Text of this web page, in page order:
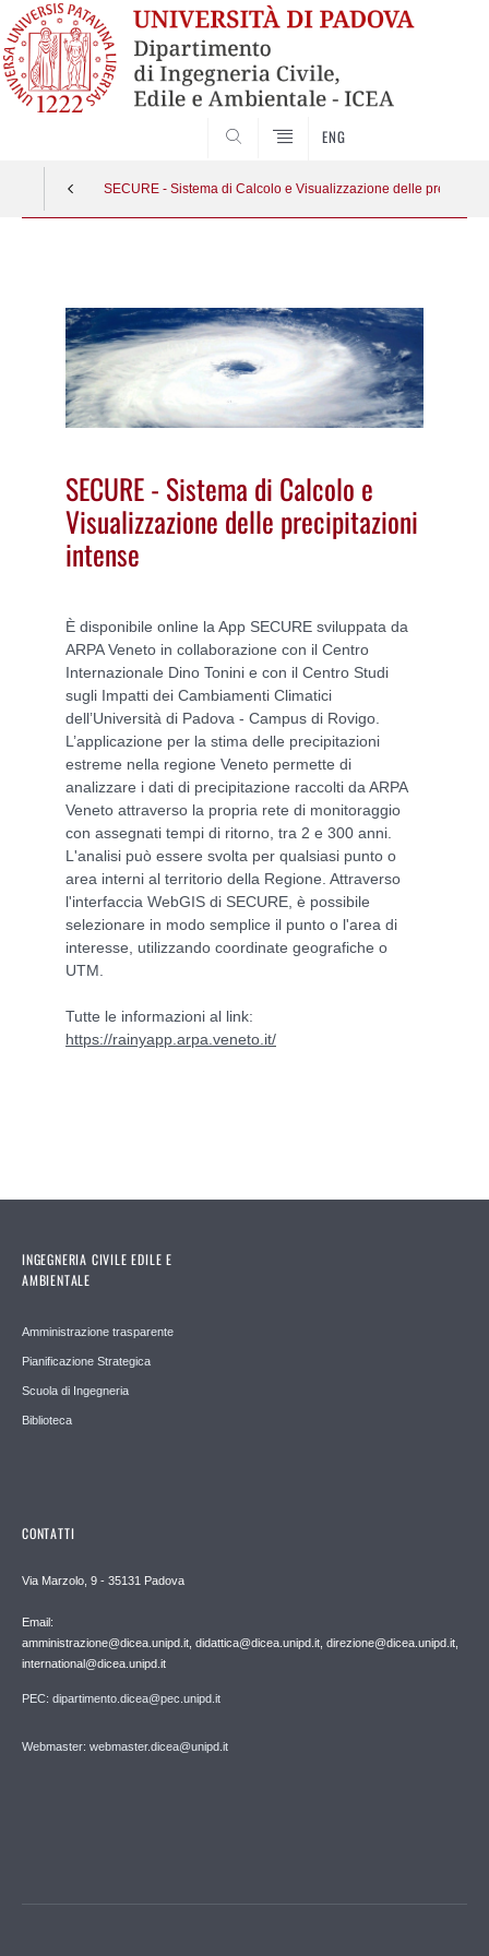
ENG
SECURE - Sistema di Calcolo e Visualizzazione delle
SECURE - Sistema di Calcolo e
Visualizzazione delle precipitazioni
intense
È disponibile online la App SECURE sviluppata da
ARPA Veneto in collaborazione con il Centro
Internazionale Dino Tonini e con il Centro Studi
sugli Impatti dei Cambiamenti Climatici
dell’Università di Padova - Campus di Rovigo.
L’applicazione per la stima delle precipitazioni
estreme nella regione Veneto permette di
analizzare i dati di precipitazione raccolti da ARPA
Veneto attraverso la propria rete di monitoraggio
con assegnati tempi di ritorno, tra 2 e 300 anni.
L'analisi può essere svolta per qualsiasi punto o
area interni al territorio della Regione. Attraverso
l'interfaccia WebGIS di SECURE, è possibile
selezionare in modo semplice il punto o l'area di
interesse, utilizzando coordinate geografiche o
UTM.
Tutte le informazioni al link:
https://rainyapp.arpa.veneto.it/
INGEGNERIA CIVILE EDILE E
AMBIENTALE
Amministrazione trasparente
Pianificazione Strategica
Scuola di Ingegneria
Biblioteca
CONTATTI
Via Marzolo, 9 - 35131 Padova
Email:
amministrazione@dicea.unipd.it, didattica@dicea.unipd.it, direzione@dicea.unipd.it,
international@dicea.unipd.it
PEC: dipartimento.dicea@pec.unipd.it
Webmaster: webmaster.dicea@unipd.it